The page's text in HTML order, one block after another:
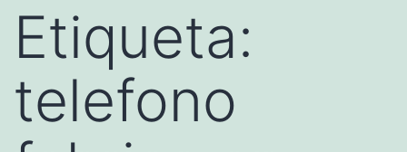
Etiqueta:
telefono